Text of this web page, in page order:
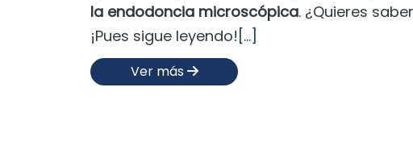
la endodoncia microscópica. ¿Quieres
¡Pues sigue leyendo! [...]
Ver más